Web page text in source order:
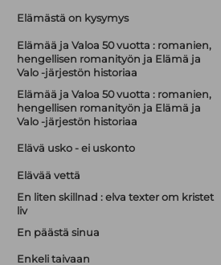
Elämästä on kysymys
Elämää ja Valoa 50 vuotta : romanien,
hengellisen romanityön ja Elämä ja
Valo -järjestön historiaa
Elämää ja Valoa 50 vuotta : romanien,
hengellisen romanityön ja Elämä ja
Valo -järjestön historiaa
Elävä usko - ei uskonto
Elävää vettä
En liten skillnad : elva texter om kristet
liv
En päästä sinua
Enkeli taivaan